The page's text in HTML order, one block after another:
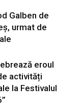
Galben de
urmat de
eroul
activități
la Festivalul